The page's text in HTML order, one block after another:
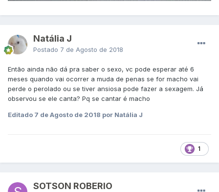
Natália J
Postado 7 de Agosto de 2018
Então ainda não dá pra saber o sexo, vc pode esperar até 6
meses quando vai ocorrer a muda de penas se for macho vai
perde o perolado ou se tiver ansiosa pode fazer a sexagem. Já
observou se ele canta? Pq se cantar é macho
Editado 7 de Agosto de 2018 por Natália J
1
SOTSON ROBERIO